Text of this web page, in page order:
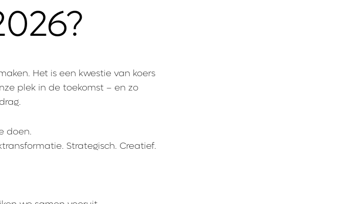
Het is een kwestie van koers
plek in de toekomst – en zo
doen.
Strategisch. Creatief.